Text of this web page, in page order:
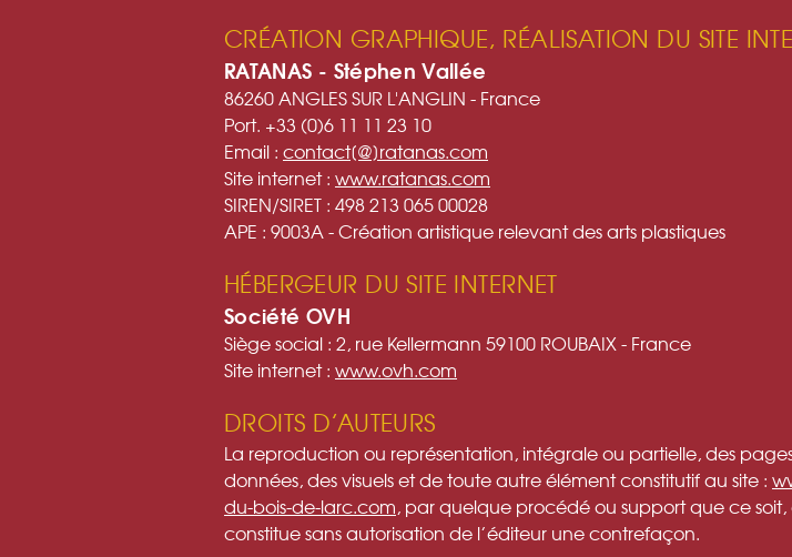
CRÉATION GRAPHIQUE, RÉALISATION DU SITE
RATANAS - Stéphen Vallée
86260 ANGLES SUR L'ANGLIN - France
Port. +33 (0)6 11 11 23 10
Email : contact[@]ratanas.com
Site internet : www.ratanas.com
SIREN/SIRET : 498 213 065 00028
APE : 9003A - Création artistique relevant des arts plastiques
HÉBERGEUR DU SITE INTERNET
Société OVH
Siège social : 2, rue Kellermann 59100 ROUBAIX - France
Site internet : www.ovh.com
DROITS D’AUTEURS
La reproduction ou représentation, intégrale ou partielle, des
données, des visuels et de toute autre élément constitutif au site :
du-bois-de-larc.com, par quelque procédé ou support que ce soit,
constitue sans autorisation de l’éditeur une contrefaçon.